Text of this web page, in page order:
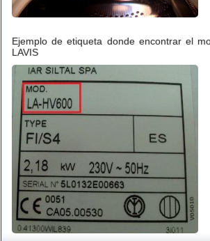
Ejemplo de etiqueta donde encontrar el
LAVIS